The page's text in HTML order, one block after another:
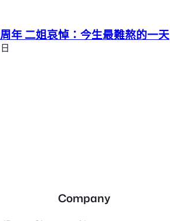
年 二姐哀悼：今生最難熬的一天
Company